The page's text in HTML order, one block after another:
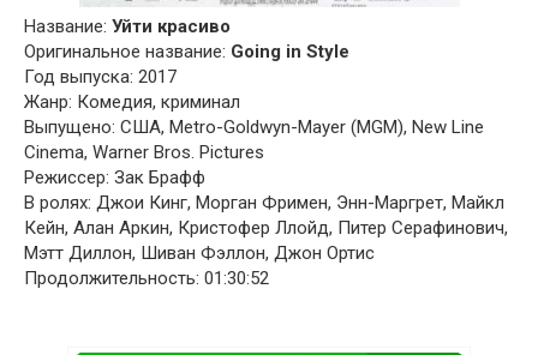
Название: Уйти красиво
Оригинальное название: Going in Style
Год выпуска: 2017
Жанр: Комедия, криминал
Выпущено: США, Metro-Goldwyn-Mayer (MGM), New Line
Cinema, Warner Bros. Pictures
Режиссер: Зак Брафф
В ролях: Джои Кинг, Морган Фримен, Энн-Маргрет, Майкл
Кейн, Алан Аркин, Кристофер Ллойд, Питер Серафинович,
Мэтт Диллон, Шиван Фэллон, Джон Ортис
Продолжительность: 01:30:52